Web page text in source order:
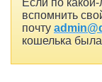
Если по
вспомнить
почту
кошелька